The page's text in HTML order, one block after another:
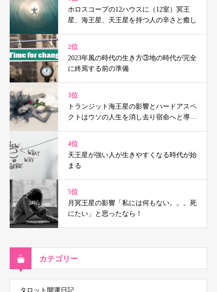
ホロスコープの12ハウスに（12室）冥王
星、海王星、天王星を持つ人の辛さと癒し
2位
2023年風の時代の生き方③地の時代が完全
に終焉する前の準備
3位
トランジット海王星の影響とハードアスペ
クトはウソの人生を消し去り宿命へと導く
4位
天王星が強い人が生きやすくなる時代が始
まる
5位
月冥王星の影響「私には何もない。。。死
にたい」と思ったなら！
カテゴリー
タロット開運日記